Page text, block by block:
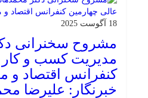
18 آگوست 2025
مشروح سخنرانی
مدیریت کسب و کار
کنفرانس اقتصاد
خبرنگار: علیرضا